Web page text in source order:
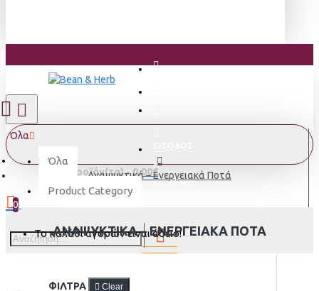
ΕΓΓΡΑΦΗ
Όλα
Όλα
Product Category
0 προϊόν(τα) - 0,00€
0
Το καλάθι αγορών είναι άδειο!
Αναψυκτικά – Ενεργειακά Ποτά
ΑΝΑΨΥΚΤΙΚΆ – ΕΝΕΡΓΕΙΑΚΆ ΠΟΤΆ
ΦΙΛΤΡΑ Clear